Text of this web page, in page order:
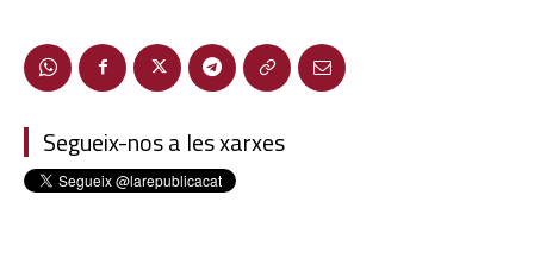
Segueix-nos a les xarxes